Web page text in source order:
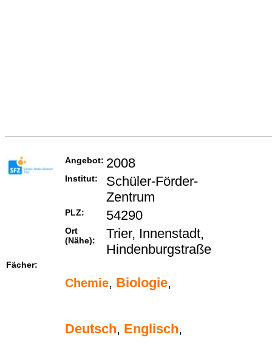
Angebot: 2008
Institut:
Schüler-Förder-
Zentrum
PLZ: 54290
Ort
(Nähe):
Trier, Innenstadt,
Hindenburgstraße
Fächer:
Chemie, Biologie,
Deutsch, Englisch,